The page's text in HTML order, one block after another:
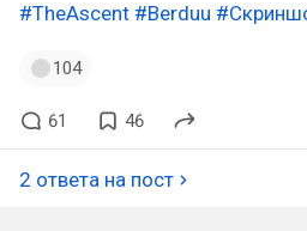
#TheAscent #Berduu
104
61 46
2 ответа на пост